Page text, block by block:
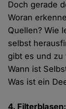
Doch gerade
Woran
Quellen? Wie
selbst
gibt es und zu
Wann ist
Was ist ein
4.